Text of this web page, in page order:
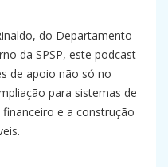
do Departamento
da SPSP, este podcast
de apoio não só no
para sistemas de
e a construção